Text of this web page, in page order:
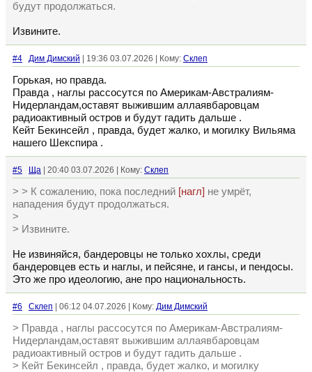
будут продолжаться.
Извините.
#4 Дим Димский | 19:36 03.07.2026 | Кому: Склеп
Горькая, но правда.
Правда , наглы рассосутся по Америкам-Австралиям-
Нидерландам,оставят выжившим аллаявбаровцам
радиоактивный остров и будут гадить дальше .
Кейт Бекинсейл , правда, будет жалко, и могилку Вильяма
нашего Шекспира .
#5 Ща | 20:40 03.07.2026 | Кому: Склеп
> > К сожалению, пока последний [нагл] не умрёт,
нападения будут продолжаться.
>
> Извините.
Не извиняйся, бандеровцы не только хохлы, среди
бандеровцев есть и наглы, и пейсяне, и гансы, и пендосы.
Это же про идеологию, ане про национальность.
#6 Склеп | 06:12 04.07.2026 | Кому: Дим Димский
> Правда , наглы рассосутся по Америкам-Австралиям-
Нидерландам,оставят выжившим аллаявбаровцам
радиоактивный остров и будут гадить дальше .
> Кейт Бекинсейл , правда, будет жалко, и могилку